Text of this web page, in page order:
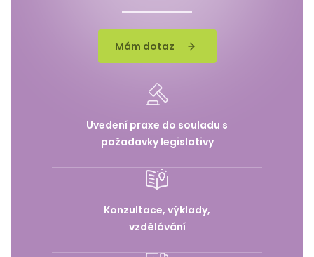
Mám dotaz
Uvedení praxe do souladu s
požadavky legislativy
Konzultace, výklady,
vzdělávání